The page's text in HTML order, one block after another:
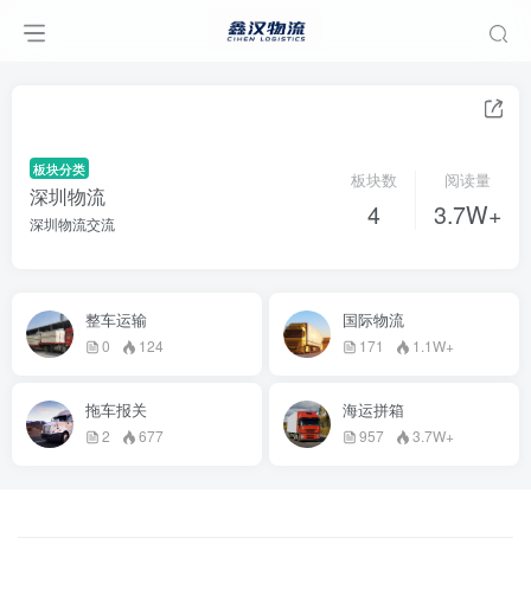
板块分类
深圳物流
深圳物流交流
板块数
4
阅读量
3.7W+
整车运输
0 124
国际物流
171 1.1W+
拖车报关
2 677
海运拼箱
957 3.7W+